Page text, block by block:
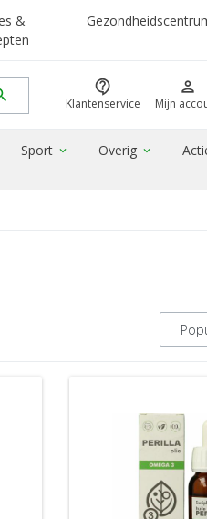
&
contact_support
Klantenservice
person
Mijn
Sport expand_more Overig expand_more